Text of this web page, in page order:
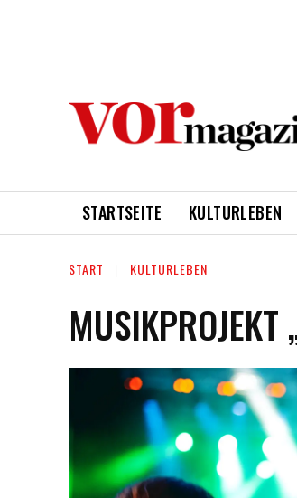
STARTSEITE KULTURLEBEN
START KULTURLEBEN